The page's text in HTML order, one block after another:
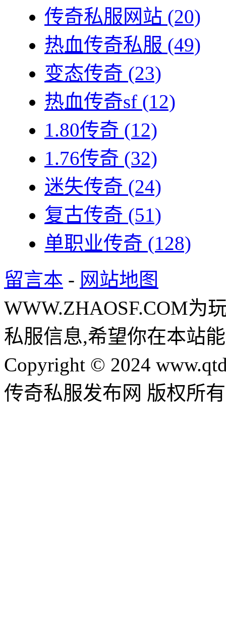
传奇私服网站 (20)
热血传奇私服 (49)
变态传奇 (23)
热血传奇sf (12)
1.80传奇 (12)
1.76传奇 (32)
迷失传奇 (24)
复古传奇 (51)
单职业传奇 (128)
留言本 - 网站地图
WWW.ZHAOSF.COM为
私服信息,希望你在本站
Copyright © 2024
传奇私服发布网 版权所有